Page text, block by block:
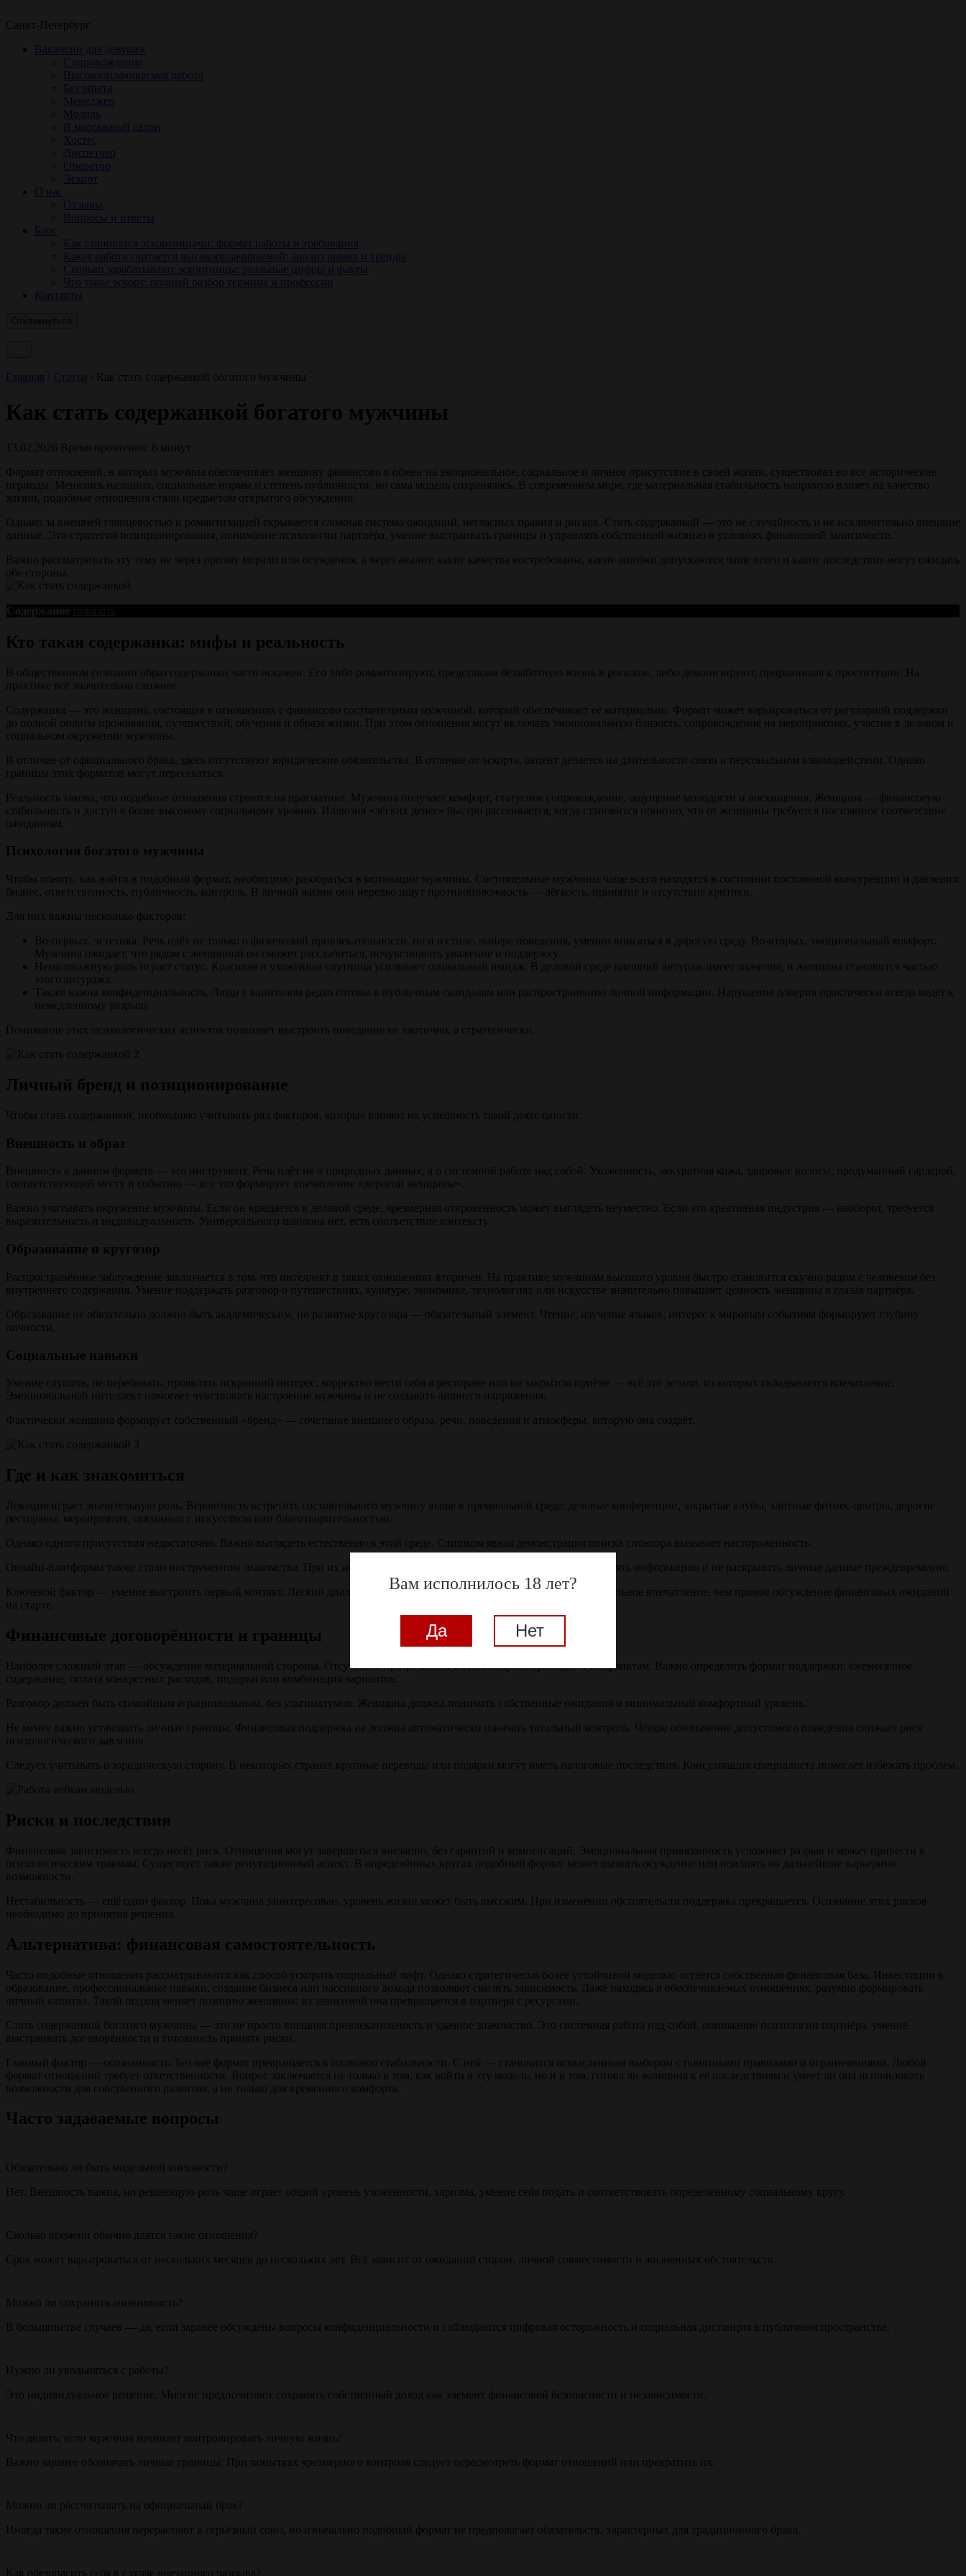
Санкт-Петербург
Вакансии для девушек
Сопровождение
Высокооплачиваемая работа
Без опыта
Менеджер
Модель
В массажный салон
Хостес
Диспетчер
Оператор
Эскорт
О нас
Отзывы
Вопросы и ответы
Блог
Как становятся эскортницами: формат работы и требования
Какая работа считается высокооплачиваемой: анализ рынка и тренды
Сколько зарабатывают эскортницы: реальные цифры и факты
Что такое эскорт: полный разбор термина и профессии
Контакты
Главная Статьи Как стать содержанкой богатого мужчины
Как стать содержанкой богатого мужчины
13.02.2026 Время прочтения: 6 минут
Формат отношений, в которых мужчина обеспечивает женщину финансово в обмен на эмоциональное, социальное и личное присутствие в своей жизни, существовал во все исторические
периоды. Менялись названия, социальные нормы и степень публичности, но сама модель сохранялась. В современном мире, где материальная стабильность напрямую влияет на качество
жизни, подобные отношения стали предметом открытого обсуждения.
Однако за внешней глянцевостью и романтизацией скрывается сложная система ожиданий, негласных правил и рисков. Стать содержанкой — это не случайность и не исключительно внешние
данные. Это стратегия позиционирования, понимание психологии партнёра, умение выстраивать границы и управлять собственной жизнью в условиях финансовой зависимости.
Важно рассматривать эту тему не через призму морали или осуждения, а через анализ: какие качества востребованы, какие ошибки допускаются чаще всего и какие последствия могут ожидать
обе стороны.
Содержание
Кто такая содержанка: мифы и реальность
В общественном сознании образ содержанки часто искажен. Его либо романтизируют, представляя беззаботную жизнь в роскоши, либо демонизируют, приравнивая к проституции. На
практике всё значительно сложнее.
Содержанка — это женщина, состоящая в отношениях с финансово состоятельным мужчиной, который обеспечивает её материально. Формат может варьироваться от регулярной поддержки
до полной оплаты проживания, путешествий, обучения и образа жизни. При этом отношения могут включать эмоциональную близость, сопровождение на мероприятиях, участие в деловом и
социальном окружении мужчины.
В отличие от официального брака, здесь отсутствуют юридические обязательства. В отличие от эскорта, акцент делается на длительности связи и персональном взаимодействии. Однако
границы этих форматов могут пересекаться.
Реальность такова, что подобные отношения строятся на прагматике. Мужчина получает комфорт, статусное сопровождение, ощущение молодости и восхищения. Женщина — финансовую
стабильность и доступ к более высокому социальному уровню. Иллюзия «лёгких денег» быстро рассеивается, когда становится понятно, что от женщины требуется постоянное соответствие
ожиданиям.
Психология богатого мужчины
Чтобы понять, как войти в подобный формат, необходимо разобраться в мотивации мужчины. Состоятельные мужчины чаще всего находятся в состоянии постоянной конкуренции и давления:
бизнес, ответственность, публичность, контроль. В личной жизни они нередко ищут противоположность — лёгкость, принятие и отсутствие критики.
Для них важны несколько факторов:
Во-первых, эстетика. Речь идёт не только о физической привлекательности, но и о стиле, манере поведения, умении вписаться в дорогую среду. Во-вторых, эмоциональный комфорт.
Мужчина ожидает, что рядом с женщиной он сможет расслабиться, почувствовать уважение и поддержку.
Немаловажную роль играет статус. Красивая и ухоженная спутница усиливает социальный имидж. В деловой среде внешний антураж имеет значение, и женщина становится частью
этого антуража.
Также важна конфиденциальность. Люди с капиталом редко готовы к публичным скандалам или распространению личной информации. Нарушение доверия практически всегда ведёт к
немедленному разрыву.
Понимание этих психологических аспектов позволяет выстроить поведение не хаотично, а стратегически.
Личный бренд и позиционирование
Чтобы стать содержанкой, необходимо учитывать ряд факторов, которые влияют на успешность такой деятельности.
Внешность и образ
Внешность в данном формате — это инструмент. Речь идёт не о природных данных, а о системной работе над собой. Ухоженность, аккуратная кожа, здоровые волосы, продуманный гардероб,
соответствующий месту и событию — всё это формирует впечатление «дорогой женщины».
Важно учитывать окружение мужчины. Если он вращается в деловой среде, чрезмерная откровенность может выглядеть неуместно. Если это креативная индустрия — наоборот, требуется
выразительность и индивидуальность. Универсального шаблона нет, есть соответствие контексту.
Образование и кругозор
Распространённое заблуждение заключается в том, что интеллект в таких отношениях вторичен. На практике мужчинам высокого уровня быстро становится скучно рядом с человеком без
внутреннего содержания. Умение поддержать разговор о путешествиях, культуре, экономике, технологиях или искусстве значительно повышает ценность женщины в глазах партнёра.
Образование не обязательно должно быть академическим, но развитие кругозора — обязательный элемент. Чтение, изучение языков, интерес к мировым событиям формируют глубину
личности.
Социальные навыки
Умение слушать, не перебивать, проявлять искренний интерес, корректно вести себя в ресторане или на закрытом приёме — всё это детали, из которых складывается впечатление.
Эмоциональный интеллект помогает чувствовать настроение мужчины и не создавать лишнего напряжения.
Фактически женщина формирует собственный «бренд» — сочетание внешнего образа, речи, поведения и атмосферы, которую она создаёт.
Где и как знакомиться
Локация играет значительную роль. Вероятность встретить состоятельного мужчину выше в премиальной среде: деловые конференции, закрытые клубы, элитные фитнес-центры, дорогие
рестораны, мероприятия, связанные с искусством или благотворительностью.
Однако одного присутствия недостаточно. Важно выглядеть естественно в этой среде. Слишком явная демонстрация поиска спонсора вызывает настороженность.
Онлайн-платформы также стали инструментом знакомства. При их использовании важно соблюдать осторожность, проверять информацию и не раскрывать личные данные преждевременно.
Ключевой фактор — умение выстроить первый контакт. Лёгкий диалог, чувство юмора и ненавязчивость создают более сильное впечатление, чем прямое обсуждение финансовых ожиданий
на старте.
Финансовые договорённости и границы
Наиболее сложный этап — обсуждение материальной стороны. Отсутствие прозрачности в этом вопросе приводит к конфликтам. Важно определить формат поддержки: ежемесячное
содержание, оплата конкретных расходов, подарки или комбинация вариантов.
Разговор должен быть спокойным и рациональным, без ультиматумов. Женщина должна понимать собственные ожидания и минимальный комфортный уровень.
Не менее важно установить личные границы. Финансовая поддержка не должна автоматически означать тотальный контроль. Чёткое обозначение допустимого поведения снижает риск
психологического давления.
Следует учитывать и юридическую сторону. В некоторых странах крупные переводы или подарки могут иметь налоговые последствия. Консультация специалиста помогает избежать проблем.
Риски и последствия
Финансовая зависимость всегда несёт риск. Отношения могут завершиться внезапно, без гарантий и компенсаций. Эмоциональная привязанность усложняет разрыв и может привести к
психологическим травмам. Существует также репутационный аспект. В определённых кругах подобный формат может вызвать осуждение или повлиять на дальнейшие карьерные
возможности.
Нестабильность — ещё один фактор. Пока мужчина заинтересован, уровень жизни может быть высоким. При изменении обстоятельств поддержка прекращается. Осознание этих рисков
необходимо до принятия решения.
Альтернатива: финансовая самостоятельность
Часто подобные отношения рассматриваются как способ ускорить социальный лифт. Однако стратегически более устойчивой моделью остаётся собственная финансовая база. Инвестиции в
образование, профессиональные навыки, создание бизнеса или пассивного дохода позволяют снизить зависимость. Даже находясь в обеспечиваемых отношениях, разумно формировать
личный капитал. Такой подход меняет позицию женщины: из зависимой она превращается в партнёра с ресурсами.
Стать содержанкой богатого мужчины — это не просто внешняя привлекательность и удачное знакомство. Это системная работа над собой, понимание психологии партнёра, умение
выстраивать договорённости и готовность принять риски.
Главный фактор — осознанность. Без неё формат превращается в иллюзию стабильности. С ней — становится осмысленным выбором с понятными правилами и ограничениями. Любой
формат отношений требует ответственности. Вопрос заключается не только в том, как войти в эту модель, но и в том, готова ли женщина к её последствиям и умеет ли она использовать
возможности для собственного развития, а не только для временного комфорта.
Часто задаваемые вопросы
Обязательно ли быть модельной внешности?
Нет. Внешность важна, но решающую роль чаще играет общий уровень ухоженности, харизма, умение себя подать и соответствовать определённому социальному кругу.
Сколько времени обычно длятся такие отношения?
Срок может варьироваться от нескольких месяцев до нескольких лет. Всё зависит от ожиданий сторон, личной совместимости и жизненных обстоятельств.
Можно ли сохранить анонимность?
В большинстве случаев — да, если заранее обсуждены вопросы конфиденциальности и соблюдаются цифровая осторожность и социальная дистанция в публичном пространстве.
Нужно ли увольняться с работы?
Это индивидуальное решение. Многие предпочитают сохранять собственный доход как элемент финансовой безопасности и независимости.
Что делать, если мужчина начинает контролировать личную жизнь?
Важно заранее обозначать личные границы. При попытках чрезмерного контроля следует пересмотреть формат отношений или прекратить их.
Можно ли рассчитывать на официальный брак?
Иногда такие отношения перерастают в серьёзный союз, но изначально подобный формат не предполагает обязательств, характерных для традиционного брака.
Как обезопасить себя в случае внезапного разрыва?
Вам исполнилось 18 лет?
Да Нет